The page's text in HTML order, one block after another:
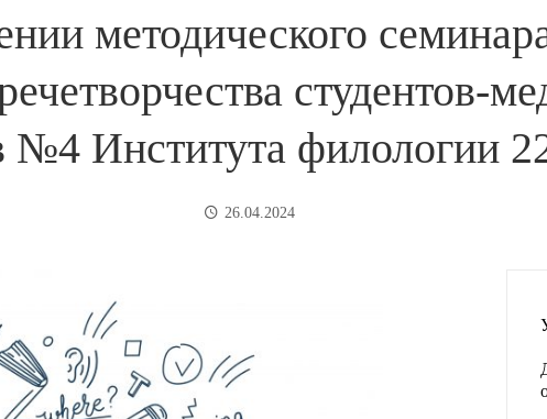
методического
студентов-
Института филологии
26.04.2024